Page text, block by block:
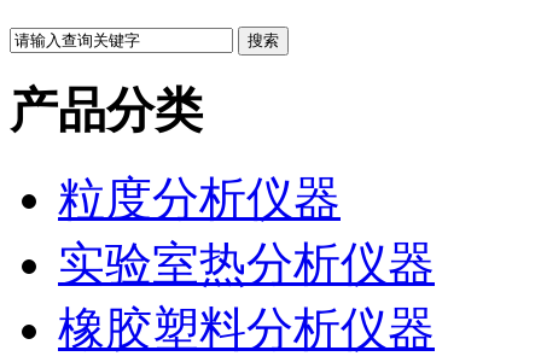
产品分类
粒度分析仪器
实验室热分析仪器
橡胶塑料分析仪器